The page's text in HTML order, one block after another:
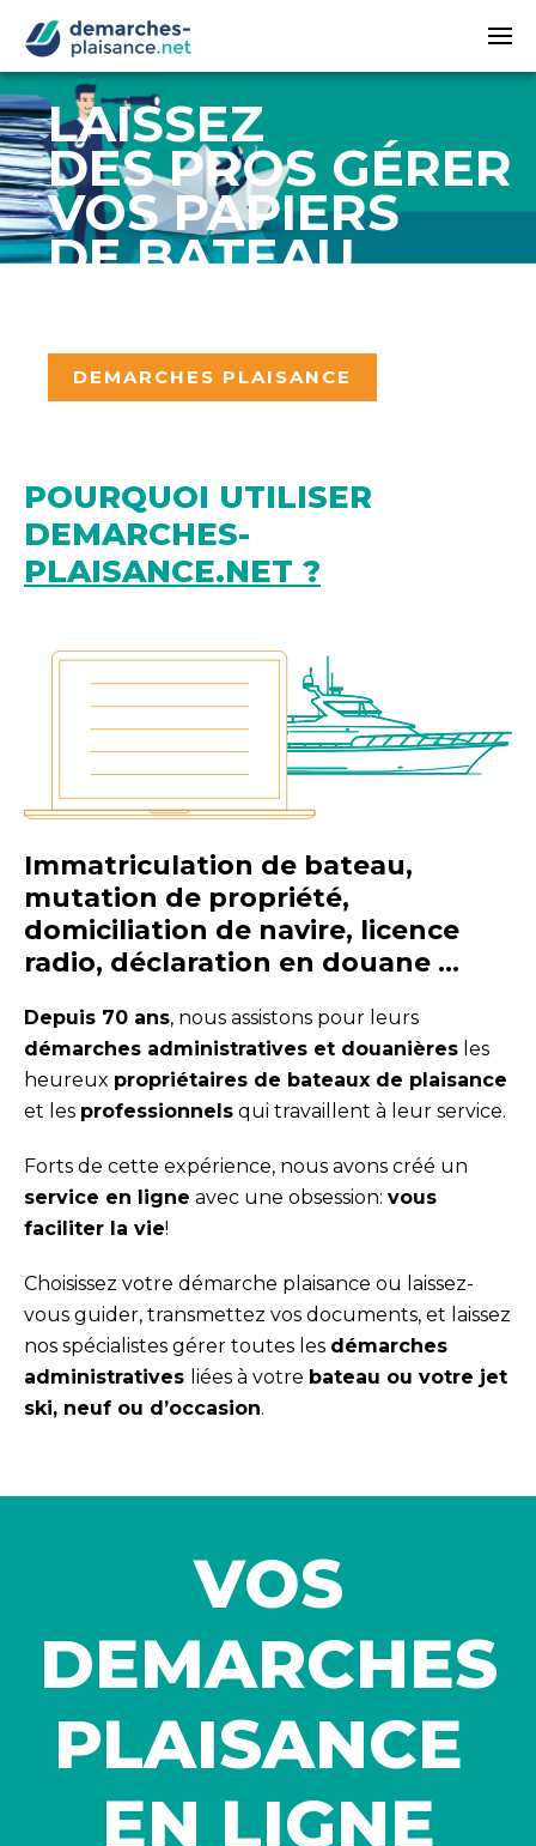
Passer au contenu principal
LAISSEZ
DES PROS GÉRER
VOS PAPIERS
DE BATEAU
DEMARCHES PLAISANCE
POURQUOI UTILISER
DEMARCHES-
PLAISANCE.NET ?
Immatriculation de bateau,
mutation de propriété,
domiciliation de navire, licence
radio, déclaration en douane …
Depuis 70 ans, nous assistons pour leurs
démarches administratives et douanières les
heureux propriétaires de bateaux de plaisance
et les professionnels qui travaillent à leur service.
Forts de cette expérience, nous avons créé un
service en ligne avec une obsession: vous
faciliter la vie!
Choisissez votre démarche plaisance ou laissez-
vous guider, transmettez vos documents, et laissez
nos spécialistes gérer toutes les démarches
administratives liées à votre bateau ou votre jet
ski, neuf ou d’occasion.
VOS
DEMARCHES
PLAISANCE
EN LIGNE